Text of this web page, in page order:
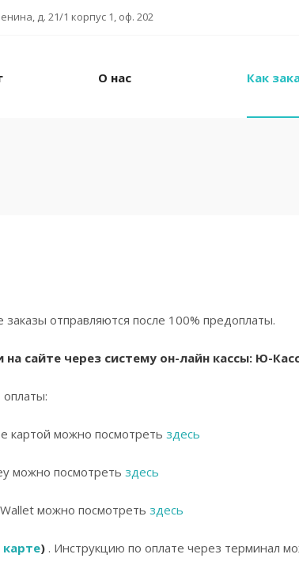
д. 21/1 корпус 1, оф. 202
О нас Как
отправляются после 100% предоплаты.
сайте через систему он-лайн кассы: Ю-
картой можно посмотреть здесь
можно посмотреть здесь
можно посмотреть здесь
карте) . Инструкцию по оплате через терминал